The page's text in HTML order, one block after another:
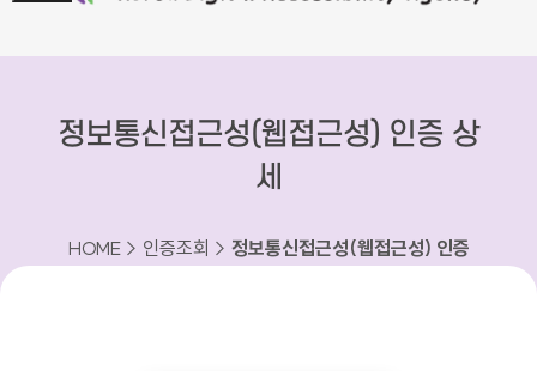
정보통신접근성(웹접근성) 인증 상
세
HOME > 인증조회 > 정보통신접근성(웹접근성) 인증